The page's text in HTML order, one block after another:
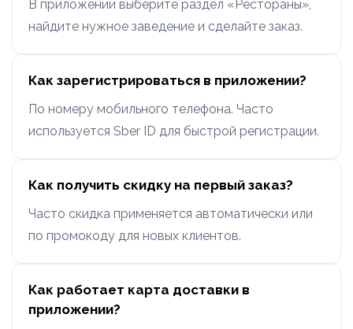
В приложении выберите раздел «Рестораны»,
найдите нужное заведение и сделайте заказ.
Как зарегистрироваться в приложении?
По номеру мобильного телефона. Часто
используется Sber ID для быстрой регистрации.
Как получить скидку на первый заказ?
Часто скидка применяется автоматически или
по промокоду для новых клиентов.
Как работает карта доставки в
приложении?